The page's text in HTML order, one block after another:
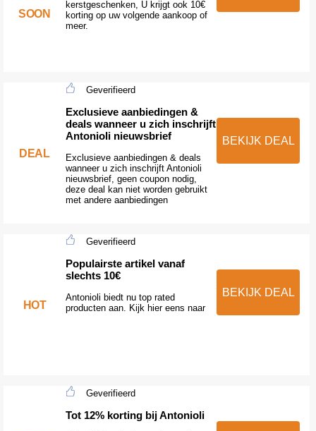
SOON
kerstgeschenken, U krijgt ook 10€
korting op uw volgende aankoop of
meer.
DEAL
Geverifieerd
Exclusieve aanbiedingen &
deals wanneer u zich inschrijft
Antonioli nieuwsbrief
Exclusieve aanbiedingen & deals
wanneer u zich inschrijft Antonioli
nieuwsbrief, geen coupon nodig,
deze deal kan niet worden gebruikt
met andere aanbiedingen
BEKIJK DEAL
HOT
Geverifieerd
Populairste artikel vanaf
slechts 10€
Antonioli biedt nu top rated
producten aan. Kijk hier eens naar
BEKIJK DEAL
Geverifieerd
Tot 12% korting bij Antonioli